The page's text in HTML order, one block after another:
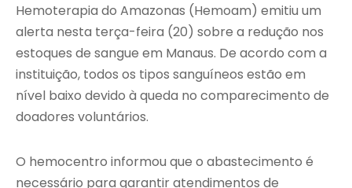
Hemoterapia do Amazonas (Hemoam) emitiu um
alerta nesta terça-feira (20) sobre a redução nos
estoques de sangue em Manaus. De acordo com a
instituição, todos os tipos sanguíneos estão em
nível baixo devido à queda no comparecimento de
doadores voluntários.
O hemocentro informou que o abastecimento é
necessário para garantir atendimentos de